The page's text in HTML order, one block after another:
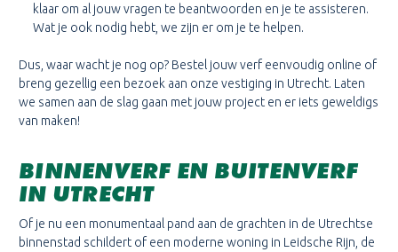
klaar om al jouw vragen te beantwoorden en je te assisteren.
Wat je ook nodig hebt, we zijn er om je te helpen.
Dus, waar wacht je nog op? Bestel jouw verf eenvoudig online of
breng gezellig een bezoek aan onze vestiging in Utrecht. Laten
we samen aan de slag gaan met jouw project en er iets geweldigs
van maken!
BINNENVERF EN BUITENVERF
IN UTRECHT
Of je nu een monumentaal pand aan de grachten in de Utrechtse
binnenstad schildert of een moderne woning in Leidsche Rijn, de